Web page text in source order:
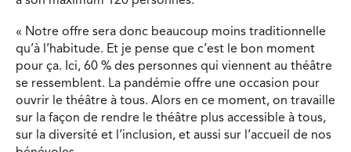
« Notre offre sera donc beaucoup moins traditionnelle
qu’à l’habitude. Et je pense que c’est le bon moment
pour ça. Ici, 60 % des personnes qui viennent au théâtre
se ressemblent. La pandémie offre une occasion pour
ouvrir le théâtre à tous. Alors en ce moment, on travaille
sur la façon de rendre le théâtre plus accessible à tous,
sur la diversité et l’inclusion, et aussi sur l’accueil de nos